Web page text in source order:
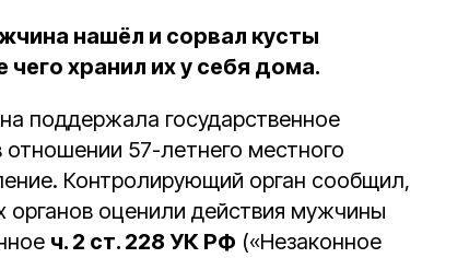
нашёл и сорвал кусты
хранил их у себя дома.
поддержала государственное
57-летнего местного
Контролирующий орган сообщил,
органов оценили действия мужчины
ч. 2 ст. 228 УК РФ («Незаконное